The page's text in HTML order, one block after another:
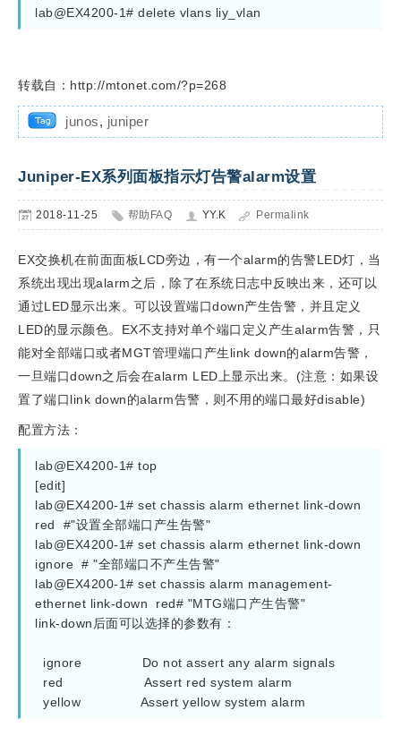
lab@EX4200-1# delete vlans liy_vlan
转载自：http://mtonet.com/?p=268
junos, juniper
Juniper-EX系列面板指示灯告警alarm设置
2018-11-25 帮助FAQ YY.K Permalink
EX交换机在前面面板LCD旁边，有一个alarm的告警LED灯，当
系统出现出现alarm之后，除了在系统日志中反映出来，还可以
通过LED显示出来。可以设置端口down产生告警，并且定义
LED的显示颜色。EX不支持对单个端口定义产生alarm告警，只
能对全部端口或者MGT管理端口产生link down的alarm告警，
一旦端口down之后会在alarm LED上显示出来。(注意：如果设
置了端口link down的alarm告警，则不用的端口最好disable)
配置方法：
lab@EX4200-1# top
[edit]
lab@EX4200-1# set chassis alarm ethernet link-down
red  #"设置全部端口产生告警"
lab@EX4200-1# set chassis alarm ethernet link-down
ignore  # "全部端口不产生告警"
lab@EX4200-1# set chassis alarm management-
ethernet link-down  red# "MTG端口产生告警"
link-down后面可以选择的参数有：
ignore               Do not assert any alarm signals
red                    Assert red system alarm
yellow               Assert yellow system alarm